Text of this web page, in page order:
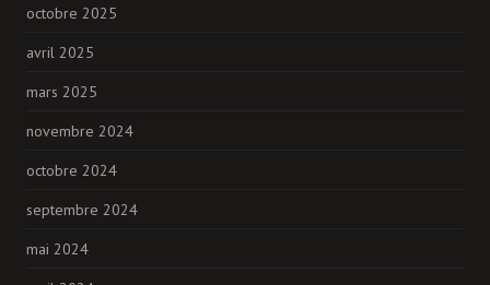
octobre 2025
avril 2025
mars 2025
novembre 2024
octobre 2024
septembre 2024
mai 2024